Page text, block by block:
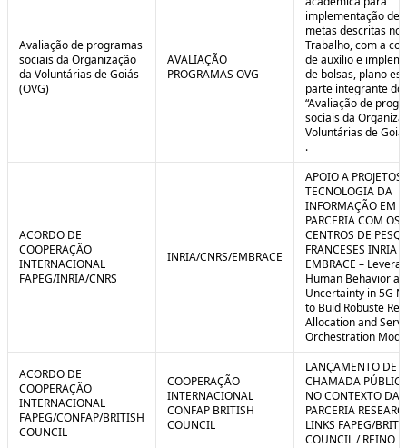
Avaliação de programas
sociais da Organização
da Voluntárias de Goiás
(OVG)
AVALIAÇÃO
PROGRAMAS OVG
implementação de
metas descritas no
Trabalho, com a
de auxílio e
de bolsas, plano
parte integrante do
“Avaliação de
sociais da
Voluntárias de
.
ACORDO DE
COOPERAÇÃO
INTERNACIONAL
FAPEG/INRIA/CNRS
INRIA/CNRS/EMBRACE
APOIO A PROJETOS
TECNOLOGIA DA
INFORMAÇÃO EM
PARCERIA COM OS
CENTROS DE
FRANCESES INRIA
EMBRACE –
Human Behavior
Uncertainty in 5G
to Buid Robuste
Allocation and
Orchestration
ACORDO DE
COOPERAÇÃO
INTERNACIONAL
FAPEG/CONFAP/BRITISH
COUNCIL
COOPERAÇÃO
INTERNACIONAL
CONFAP BRITISH
COUNCIL
LANÇAMENTO DE
CHAMADA
NO CONTEXTO DA
PARCERIA
LINKS FAPEG/
COUNCIL / REINO